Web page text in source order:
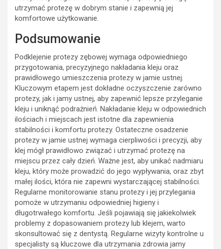
utrzymać protezę w dobrym stanie i zapewnią jej
komfortowe użytkowanie.
Podsumowanie
Podklejenie protezy zębowej wymaga odpowiedniego
przygotowania, precyzyjnego nakładania kleju oraz
prawidłowego umieszczenia protezy w jamie ustnej.
Kluczowym etapem jest dokładne oczyszczenie zarówno
protezy, jak i jamy ustnej, aby zapewnić lepsze przyleganie
kleju i uniknąć podrażnień. Nakładanie kleju w odpowiednich
ilościach i miejscach jest istotne dla zapewnienia
stabilności i komfortu protezy. Ostateczne osadzenie
protezy w jamie ustnej wymaga cierpliwości i precyzji, aby
klej mógł prawidłowo związać i utrzymać protezę na
miejscu przez cały dzień. Ważne jest, aby unikać nadmiaru
kleju, który może prowadzić do jego wypływania, oraz zbyt
małej ilości, która nie zapewni wystarczającej stabilności.
Regularne monitorowanie stanu protezy i jej przylegania
pomoże w utrzymaniu odpowiedniej higieny i
długotrwałego komfortu. Jeśli pojawiają się jakiekolwiek
problemy z dopasowaniem protezy lub klejem, warto
skonsultować się z dentystą. Regularne wizyty kontrolne u
specjalisty są kluczowe dla utrzymania zdrowia jamy